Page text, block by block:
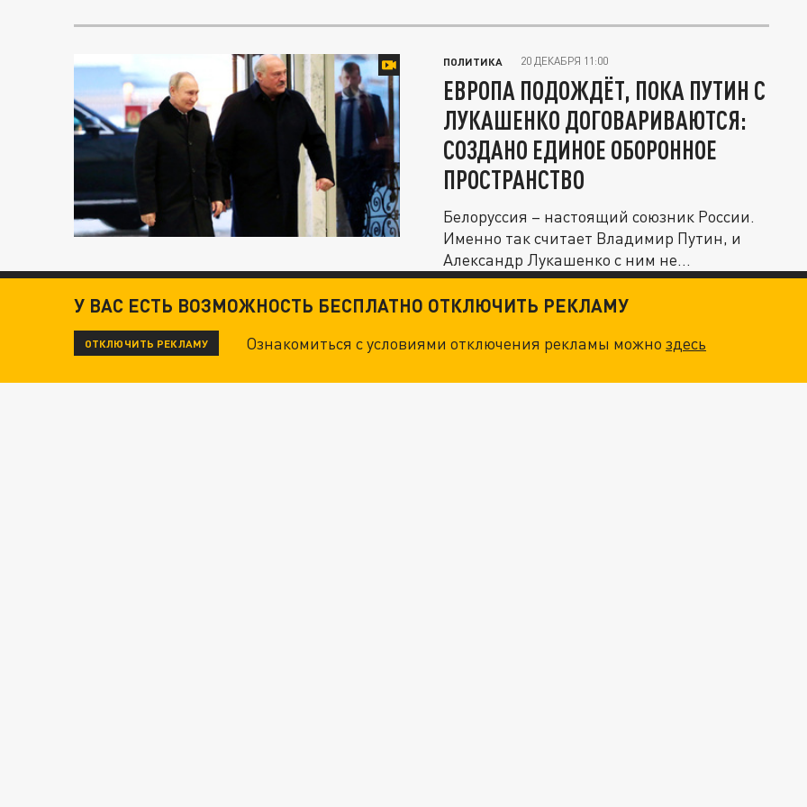
ПОЛИТИКА 20 ДЕКАБРЯ 11:00
ЕВРОПА ПОДОЖДЁТ, ПОКА ПУТИН С
ЛУКАШЕНКО ДОГОВАРИВАЮТСЯ:
СОЗДАНО ЕДИНОЕ ОБОРОННОЕ
ПРОСТРАНСТВО
Белоруссия – настоящий союзник России.
Именно так считает Владимир Путин, и
Александр Лукашенко с ним не...
У ВАС ЕСТЬ ВОЗМОЖНОСТЬ БЕСПЛАТНО ОТКЛЮЧИТЬ РЕКЛАМУ
ОТКЛЮЧИТЬ РЕКЛАМУ Ознакомиться с условиями отключения рекламы можноздесь